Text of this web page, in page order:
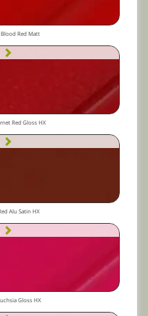
Red Matt
Red Gloss HX
Alu Satin HX
Gloss HX